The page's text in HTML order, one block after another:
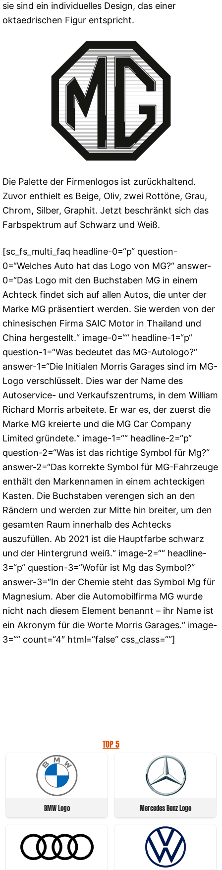
sie sind ein individuelles Design, das einer
oktaedrischen Figur entspricht.
Die Palette der Firmenlogos ist zurückhaltend.
Zuvor enthielt es Beige, Oliv, zwei Rottöne, Grau,
Chrom, Silber, Graphit. Jetzt beschränkt sich das
Farbspektrum auf Schwarz und Weiß.
[sc_fs_multi_faq headline-0=“p“ question-
0=“Welches Auto hat das Logo von MG?“ answer-
0=“Das Logo mit den Buchstaben MG in einem
Achteck findet sich auf allen Autos, die unter der
Marke MG präsentiert werden. Sie werden von der
chinesischen Firma SAIC Motor in Thailand und
China hergestellt.“ image-0=““ headline-1=“p“
question-1=“Was bedeutet das MG-Autologo?“
answer-1=“Die Initialen Morris Garages sind im MG-
Logo verschlüsselt. Dies war der Name des
Autoservice- und Verkaufszentrums, in dem William
Richard Morris arbeitete. Er war es, der zuerst die
Marke MG kreierte und die MG Car Company
Limited gründete.“ image-1=““ headline-2=“p“
question-2=“Was ist das richtige Symbol für Mg?“
answer-2=“Das korrekte Symbol für MG-Fahrzeuge
enthält den Markennamen in einem achteckigen
Kasten. Die Buchstaben verengen sich an den
Rändern und werden zur Mitte hin breiter, um den
gesamten Raum innerhalb des Achtecks ​​
auszufüllen. Ab 2021 ist die Hauptfarbe schwarz
und der Hintergrund weiß.“ image-2=““ headline-
3=“p“ question-3=“Wofür ist Mg das Symbol?“
answer-3=“In der Chemie steht das Symbol Mg für
Magnesium. Aber die Automobilfirma MG wurde
nicht nach diesem Element benannt – ihr Name ist
ein Akronym für die Worte Morris Garages.“ image-
3=““ count=“4″ html=“false“ css_class=““]
TOP 5
BMW Logo Mercedes Benz Logo